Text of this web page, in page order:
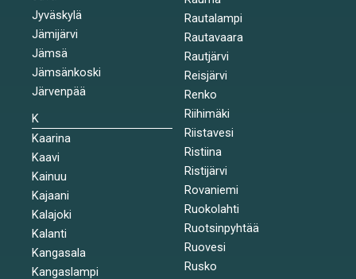
Jyväskylä
Jämijärvi
Jämsä
Jämsänkoski
Järvenpää
K
Kaarina
Kaavi
Kainuu
Kajaani
Kalajoki
Kalanti
Kangasala
Kangaslampi
Rautalampi
Rautavaara
Rautjärvi
Reisjärvi
Renko
Riihimäki
Riistavesi
Ristiina
Ristijärvi
Rovaniemi
Ruokolahti
Ruotsinpyhtää
Ruovesi
Rusko